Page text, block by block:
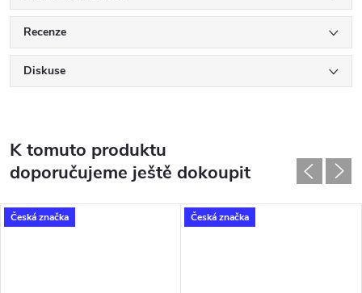
Recenze
Diskuse
K tomuto produktu
doporučujeme ještě dokoupit
Česká značka Česká značka